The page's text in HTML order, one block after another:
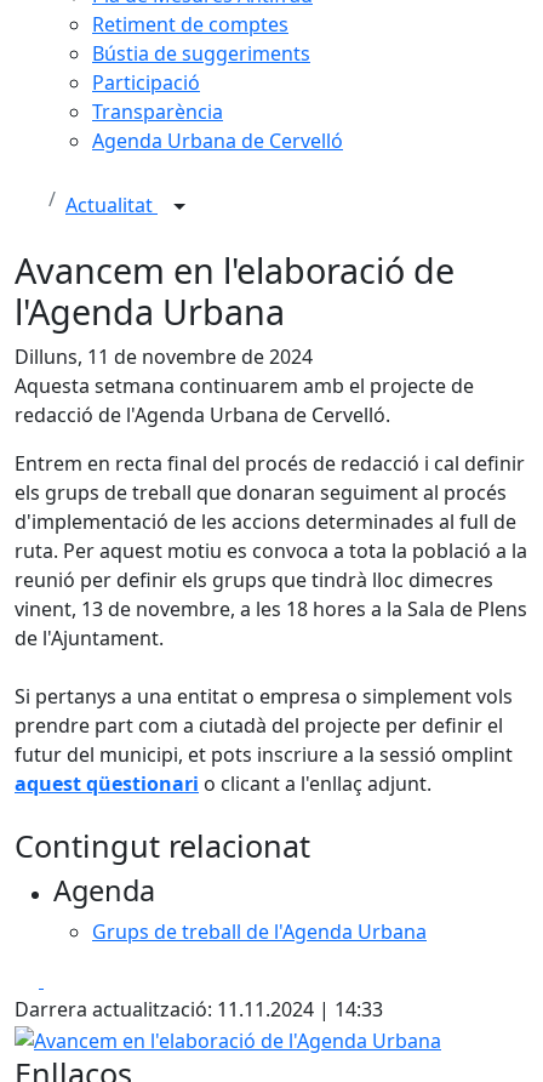
Retiment de comptes
Bústia de suggeriments
Participació
Transparència
Agenda Urbana de Cervelló
Actualitat
Avancem en l'elaboració de
l'Agenda Urbana
Dilluns, 11 de novembre de 2024
Aquesta setmana continuarem amb el projecte de
redacció de l'Agenda Urbana de Cervelló.
Entrem en recta final del procés de redacció i cal definir
els grups de treball que donaran seguiment al procés
d'implementació de les accions determinades al full de
ruta. Per aquest motiu es convoca a tota la població a la
reunió per definir els grups que tindrà lloc dimecres
vinent, 13 de novembre, a les 18 hores a la Sala de Plens
de l'Ajuntament.
Si pertanys a una entitat o empresa o simplement vols
prendre part com a ciutadà del projecte per definir el
futur del municipi, et pots inscriure a la sessió omplint
aquest qüestionari o clicant a l'enllaç adjunt.
Contingut relacionat
Agenda
Grups de treball de l'Agenda Urbana
Darrera actualització: 11.11.2024 | 14:33
Avancem en l'elaboració de l'Agenda Urbana
Enllaços